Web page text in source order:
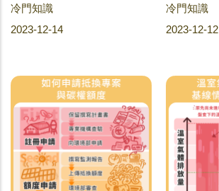
冷門知識
2023-12-14
冷門知識
2023-12-12